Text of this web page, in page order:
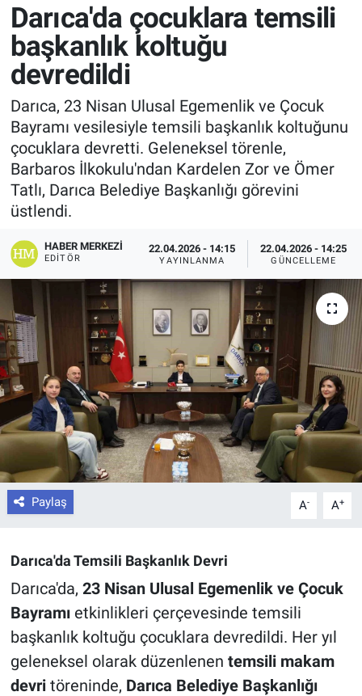
Darıca'da çocuklara temsili
başkanlık koltuğu
devredildi
Darıca, 23 Nisan Ulusal Egemenlik ve Çocuk
Bayramı vesilesiyle temsili başkanlık koltuğunu
çocuklara devretti. Geleneksel törenle,
Barbaros İlkokulu'ndan Kardelen Zor ve Ömer
Tatlı, Darıca Belediye Başkanlığı görevini
üstlendi.
HABER MERKEZI
EDITÖR
22.04.2026 - 14:15
YAYINLANMA
22.04.2026 - 14:25
GÜNCELLEME
Paylaş A- A+
Darıca'da Temsili Başkanlık Devri
Darıca'da, 23 Nisan Ulusal Egemenlik ve Çocuk
Bayramıetkinlikleri çerçevesinde temsili
başkanlık koltuğu çocuklara devredildi. Her yıl
geleneksel olarak düzenlenen temsili makam
devritöreninde, Darıca Belediye Başkanlığı